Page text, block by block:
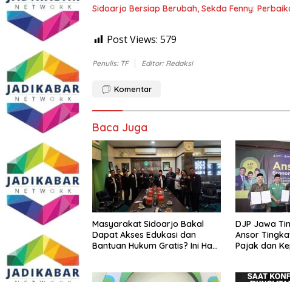
Sidoarjo Bersiap Berubah, Sekda Fenny:
Post Views: 579
Penulis: TF Editor: Redaksi
Komentar
Baca Juga
Masyarakat Sidoarjo Bakal
Dapat Akses Edukasi dan
Bantuan Hukum Gratis? Ini Hasil
DJP Jawa
Ansor
Pajak dan